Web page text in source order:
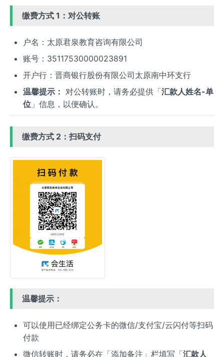
缴费方式 1：对公转账
户名：太原君泉教育咨询有限公司
账号：35117530000023891
开户行：晋商银行股份有限公司太原南中环支行
温馨提示： 对公转账时，请务必提供「汇款人姓名-单
位」信息，以便确认。
缴费方式 2：扫码支付
温馨提示：
可以使用已经绑定公务卡的微信/支付宝/云闪付等扫码
付款
微信转账时，请务必在「添加备注」栏填写「汇款人